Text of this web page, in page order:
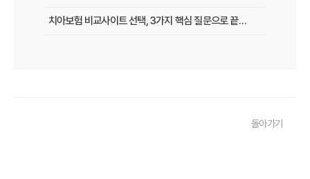
치아보험 비교사이트 선택, 3가지 핵심 질문으로 끝내기
돌아가기